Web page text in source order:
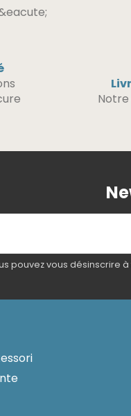
Notre
pouvez vous désinscrire